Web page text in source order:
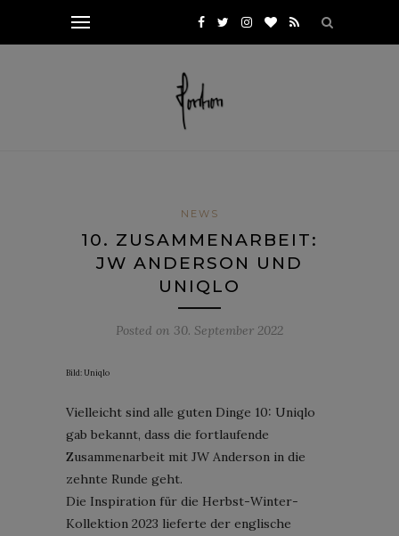
NEWS
10. ZUSAMMENARBEIT:
JW ANDERSON UND
UNIQLO
Posted on 30. September 2022
Bild: Uniqlo
Vielleicht sind alle guten Dinge 10: Uniqlo
gab bekannt, dass die fortlaufende
Zusammenarbeit mit JW Anderson in die
zehnte Runde geht.
Die Inspiration für die Herbst-Winter-
Kollektion 2023 lieferte der englische